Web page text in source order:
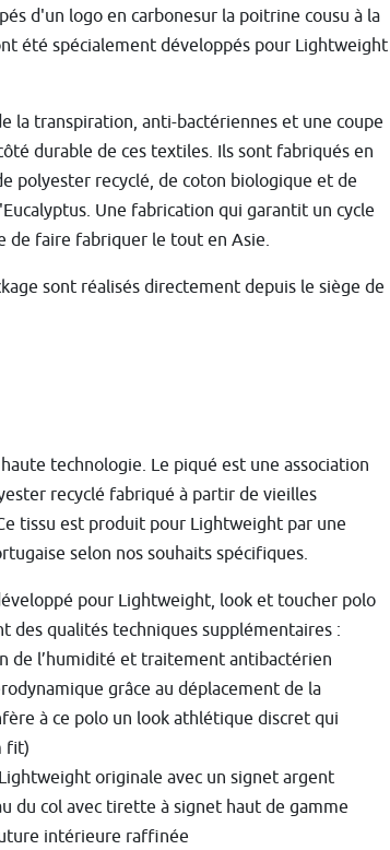
d'un logo en carbonesur la poitrine cousu à la
été spécialement développés pour Lightweight
la transpiration, anti-bactériennes et une coupe
durable de ces textiles. Ils sont fabriqués en
polyester recyclé, de coton biologique et de
Une fabrication qui garantit un cycle
de faire fabriquer le tout en Asie.
sont réalisés directement depuis le siège de
technologie. Le piqué est une association
recyclé fabriqué à partir de vieilles
tissu est produit pour Lightweight par une
selon nos souhaits spécifiques.
pour Lightweight, look et toucher polo
des qualités techniques supplémentaires :
de l’humidité et traitement antibactérien
grâce au déplacement de la
à ce polo un look athlétique discret qui
fit)
originale avec un signet argent
du col avec tirette à signet haut de gamme
intérieure raffinée